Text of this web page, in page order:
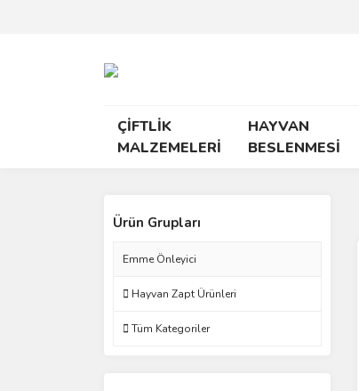
ÇİFTLİK
MALZEMELERİ
HAYVAN
BESLENMESİ
Ürün Grupları
Emme Önleyici
Hayvan Zapt Ürünleri
Tüm Kategoriler